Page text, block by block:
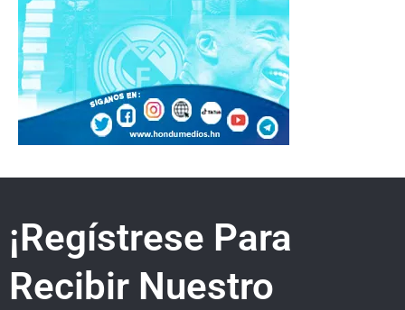
¡Regístrese Para
Recibir Nuestro